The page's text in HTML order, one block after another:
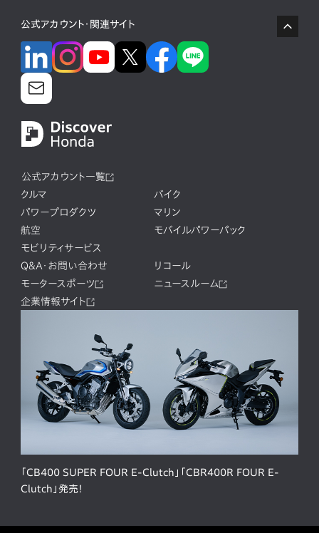
公式アカウント・関連サイト
公式アカウント一覧
クルマ
バイク
パワープロダクツ
マリン
航空
モバイルパワーパック
モビリティサービス
Q&A・お問い合わせ
リコール
モータースポーツ
ニュースルーム
企業情報サイト
「CB400 SUPER FOUR E-Clutch」「CBR400R FOUR E-
Clutch」発売！